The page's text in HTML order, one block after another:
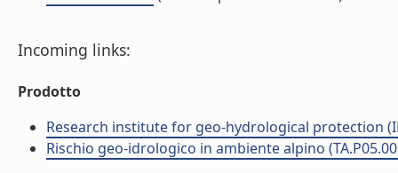
Incoming links:
Prodotto
Research institute for geo-hydrological protection
Rischio geo-idrologico in ambiente alpino